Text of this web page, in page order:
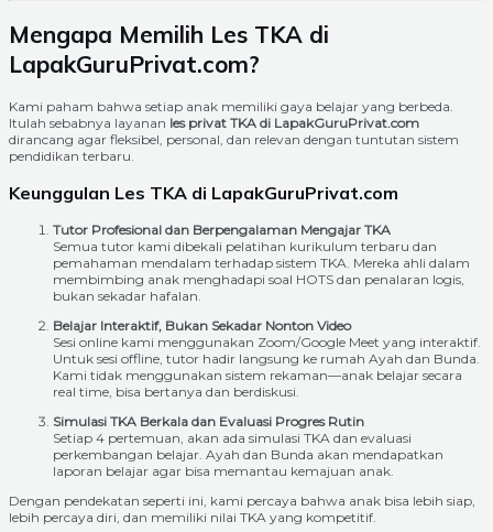
Mengapa Memilih Les TKA di
LapakGuruPrivat.com?
Kami paham bahwa setiap anak memiliki gaya belajar yang berbeda.
Itulah sebabnya layanan les privat TKA di LapakGuruPrivat.com
dirancang agar fleksibel, personal, dan relevan dengan tuntutan sistem
pendidikan terbaru.
Keunggulan Les TKA di LapakGuruPrivat.com
Tutor Profesional dan Berpengalaman Mengajar TKA
Semua tutor kami dibekali pelatihan kurikulum terbaru dan
pemahaman mendalam terhadap sistem TKA. Mereka ahli dalam
membimbing anak menghadapi soal HOTS dan penalaran logis,
bukan sekadar hafalan.
Belajar Interaktif, Bukan Sekadar Nonton Video
Sesi online kami menggunakan Zoom/Google Meet yang interaktif.
Untuk sesi offline, tutor hadir langsung ke rumah Ayah dan Bunda.
Kami tidak menggunakan sistem rekaman—anak belajar secara
real time, bisa bertanya dan berdiskusi.
Simulasi TKA Berkala dan Evaluasi Progres Rutin
Setiap 4 pertemuan, akan ada simulasi TKA dan evaluasi
perkembangan belajar. Ayah dan Bunda akan mendapatkan
laporan belajar agar bisa memantau kemajuan anak.
Dengan pendekatan seperti ini, kami percaya bahwa anak bisa lebih siap,
lebih percaya diri, dan memiliki nilai TKA yang kompetitif.